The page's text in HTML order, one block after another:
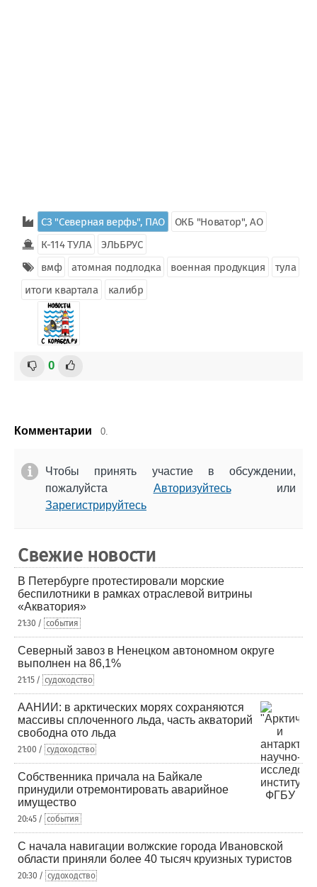
СЗ "Северная верфь", ПАО
ОКБ "Новатор", АО
К-114 ТУЛА
ЭЛЬБРУС
вмф
атомная подлодка военная продукция
тула
итоги квартала
калибр
0
Комментарии 0.
Чтобы принять участие в обсуждении,
пожалуйста Авторизуйтесьили
Зарегистрируйтесь
Свежие новости
В Петербурге протестировали морские
беспилотники в рамках отраслевой витрины
«Акватория»
21:30 / события
Северный завоз в Ненецком автономном округе
выполнен на 86,1%
21:15 / судоходство
ААНИИ: в арктических морях сохраняются
массивы сплоченного льда, часть акваторий
свободна ото льда
21:00 / судоходство
Собственника причала на Байкале
принудили отремонтировать аварийное
имущество
20:45 / события
С начала навигации волжские города Ивановской
области приняли более 40 тысяч круизных туристов
20:30 / судоходство